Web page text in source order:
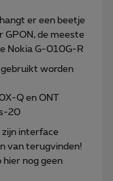
er een beetje
GPON, de meeste
Nokia G-010G-R
worden
Q en ONT
20
zijn interface
van terugvinden!
hier nog geen